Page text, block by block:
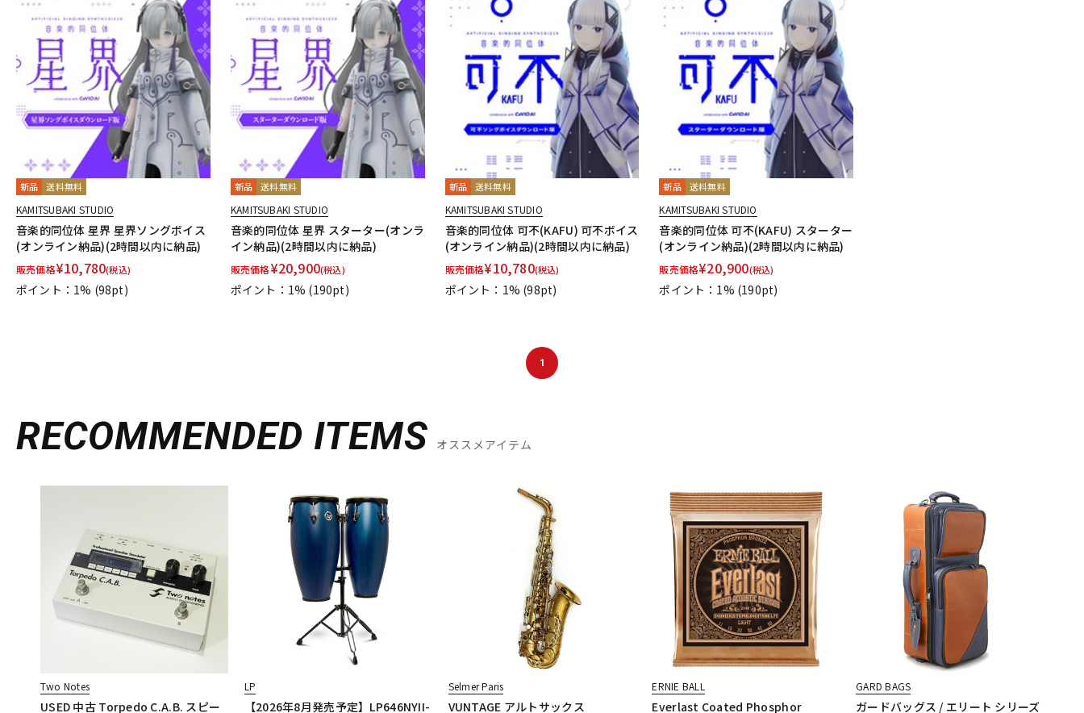
新品 送料無料
KAMITSUBAKI STUDIO
音楽的同位体 星界 星界ソングボイス
(オンライン納品)(2時間以内に納品)
販売価格¥10,780(税込)
ポイント：1% (98pt)
新品 送料無料
KAMITSUBAKI STUDIO
音楽的同位体 星界 スターター(オンラ
イン納品)(2時間以内に納品)
販売価格¥20,900(税込)
ポイント：1% (190pt)
新品 送料無料
KAMITSUBAKI STUDIO
音楽的同位体 可不(KAFU) 可不ボイス
(オンライン納品)(2時間以内に納品)
販売価格¥10,780(税込)
ポイント：1% (98pt)
新品 送料無料
KAMITSUBAKI STUDIO
音楽的同位体 可不(KAFU) スターター
(オンライン納品)(2時間以内に納品)
販売価格¥20,900(税込)
ポイント：1% (190pt)
1
RECOMMENDED ITEMS オススメアイテム
Two Notes
USED 中古 Torpedo C.A.B. スピー
LP
【2026年8月発売予定】LP646NYII-
Selmer Paris
VUNTAGE アルトサックス
ERNIE BALL
Everlast Coated Phosphor
GARD BAGS
ガードバッグス / エリート シリーズ